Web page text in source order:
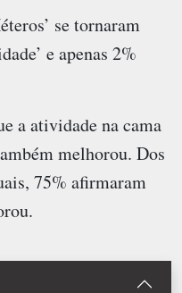
se tornaram
e apenas 2%
a atividade na cama
melhorou. Dos
75% afirmaram